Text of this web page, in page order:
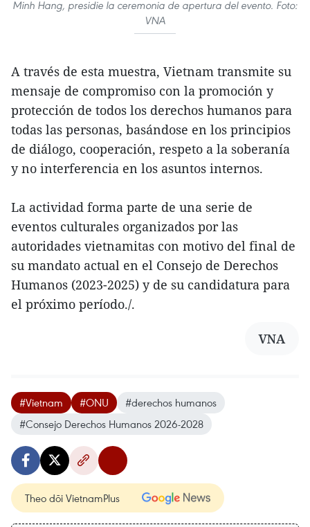
Minh Hang, presidie la ceremonia de apertura del evento. Foto:
VNA
A través de esta muestra, Vietnam transmite su
mensaje de compromiso con la promoción y
protección de todos los derechos humanos para
todas las personas, basándose en los principios
de diálogo, cooperación, respeto a la soberanía
y no interferencia en los asuntos internos.
La actividad forma parte de una serie de
eventos culturales organizados por las
autoridades vietnamitas con motivo del final de
su mandato actual en el Consejo de Derechos
Humanos (2023-2025) y de su candidatura para
el próximo período./.
VNA
#Vietnam #ONU
#derechos humanos
#Consejo Derechos Humanos 2026-2028
Theo dõi VietnamPlus